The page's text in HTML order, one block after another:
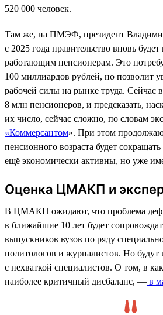
520 000 человек.
Там же, на ПМЭФ, президент
с 2025 года правительство вновь
работающим пенсионерам. Это
100 миллиардов рублей, но позволит
рабочей силы на рынке труда. Сейчас
8 млн пенсионеров, и предсказать,
их число, сейчас сложно, по словам
«Коммерсантом». При этом
пенсионного возраста будет
ещё экономически активны, но уже
Оценка ЦМАКП и
В ЦМАКП ожидают, что проблема
в ближайшие 10 лет будет
выпускников вузов по ряду
политологов и журналистов. Но будут
с нехваткой специалистов. О том, в
наиболее критичный дисбаланс, — в